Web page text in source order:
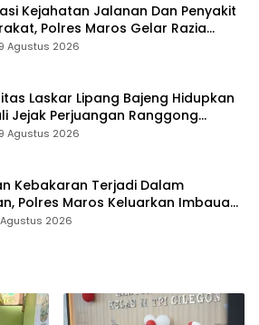
Kejahatan Jalanan Dan Penyakit
Polres Maros Gelar Razia
Cipta Kondusif
Agustus 2026
Laskar Lipang Bajeng Hidupkan
Jejak Perjuangan Ranggong
Wabup Takalar: Apresiasi
Agustus 2026
Kebakaran Terjadi Dalam
Polres Maros Keluarkan Imbauan
Masyarakat
2026